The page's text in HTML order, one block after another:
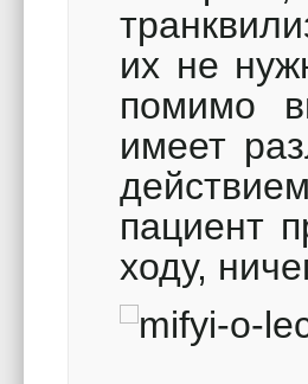
их не
помимо
имеет
действием
пациент
ходу,